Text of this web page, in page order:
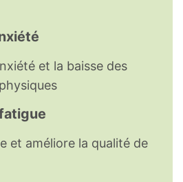
et la baisse des
et améliore la qualité de